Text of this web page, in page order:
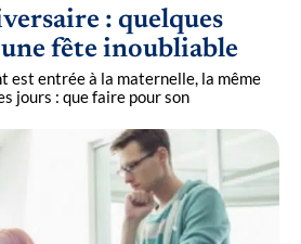
: quelques
fête inoubliable
est entrée à la maternelle, la même
jours : que faire pour son